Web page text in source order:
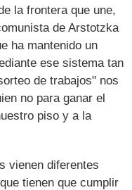
la frontera que une,
de Arstotzka
ha mantenido un
ese sistema tan
de trabajos" nos
no para ganar el
piso y a la
vienen diferentes
tienen que cumplir